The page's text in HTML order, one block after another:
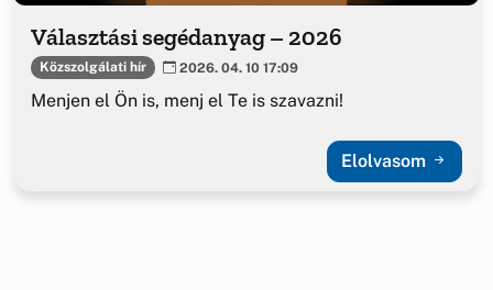
Választási segédanyag – 2026
Közszolgálati hír 2026. 04. 10 17:09
Menjen el Ön is, menj el Te is szavazni!
Elolvasom